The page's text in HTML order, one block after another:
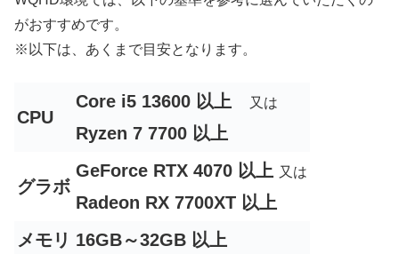
がおすすめです。
※以下は、あくまで目安となります。
CPU
Core i5 13600 以上 又は
Ryzen 7 7700 以上
グラボ
GeForce RTX 4070 以上 又は
Radeon RX 7700XT 以上
メモリ 16GB～32GB 以上